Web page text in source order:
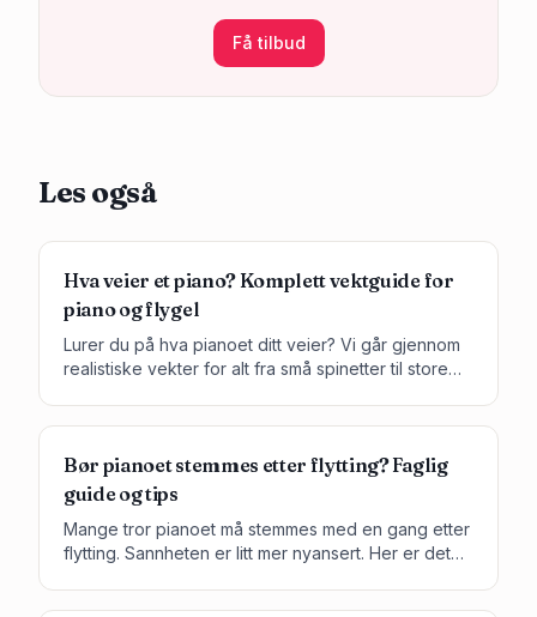
Få tilbud
Les også
Hva veier et piano? Komplett vektguide for
piano og flygel
Lurer du på hva pianoet ditt veier? Vi går gjennom
realistiske vekter for alt fra små spinetter til store
Bør pianoet stemmes etter flytting? Faglig
guide og tips
Mange tror pianoet må stemmes med en gang etter
flytting. Sannheten er litt mer nyansert. Her er det